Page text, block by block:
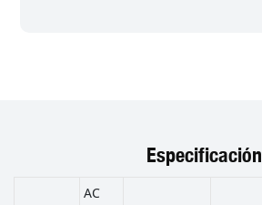
Especificación
AC